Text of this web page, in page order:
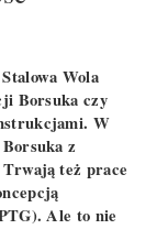
Wola
Borsuka czy
W
z
też prace
Ale to nie